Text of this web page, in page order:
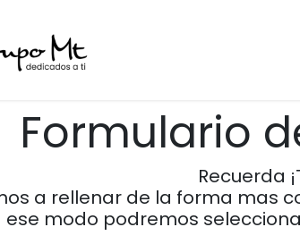
Formulario
Recuerda
a rellenar de la forma mas
ese modo podremos